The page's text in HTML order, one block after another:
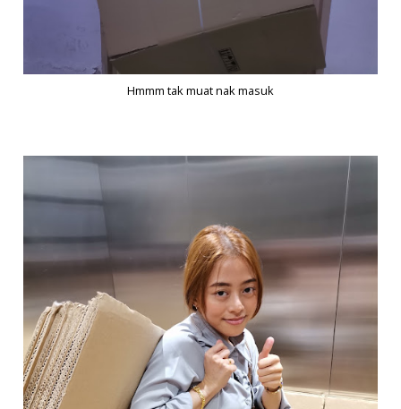
Hmmm tak muat nak masuk